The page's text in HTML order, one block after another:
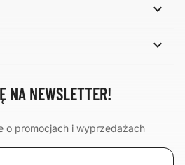


NA NEWSLETTER!
o promocjach i wyprzedażach